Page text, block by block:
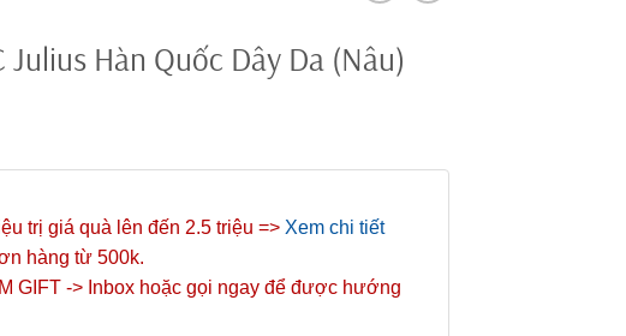
Julius Hàn Quốc Dây Da (Nâu)
trị giá quà lên đến 2.5 triệu => Xem chi tiết
hàng từ 500k.
GIFT -> Inbox hoặc gọi ngay để được hướng